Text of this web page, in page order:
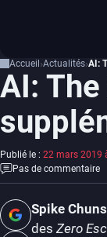
Accueil Actualités AI:
AI:
Publié le : 22 mars 2019
Pas de commentaire
Spike
des Zero